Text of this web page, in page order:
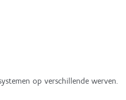
op verschillende werven.